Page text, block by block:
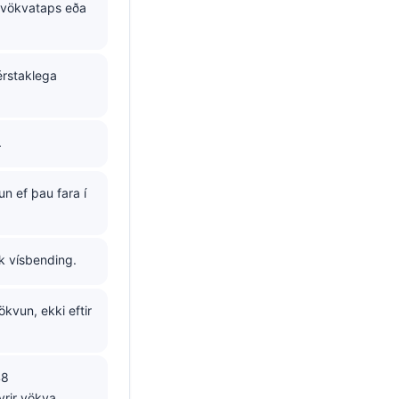
eða
ef þau fara í
vísbending.
ekki eftir